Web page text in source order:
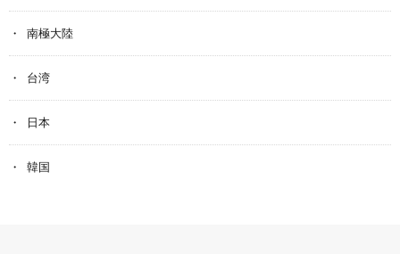
南極大陸
台湾
日本
韓国